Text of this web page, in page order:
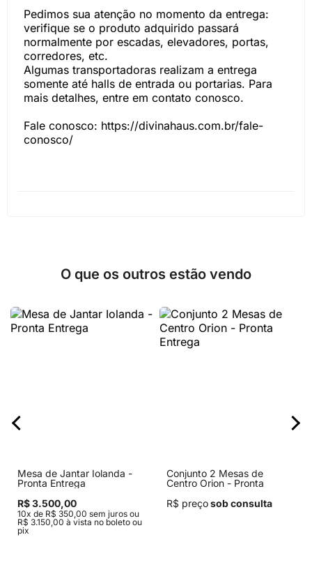
Pedimos sua atenção no momento da entrega:
verifique se o produto adquirido passará
normalmente por escadas, elevadores, portas,
corredores, etc.
Algumas transportadoras realizam a entrega
somente até halls de entrada ou portarias. Para
mais detalhes, entre em contato conosco.
Fale conosco: https://divinahaus.com.br/fale-
conosco/
O que os outros estão vendo
Mesa de Jantar Iolanda -
Pronta Entrega
R$ 3.500,00
10x de R$ 350,00 sem juros ou
R$ 3.150,00 à vista no boleto ou
pix
Conjunto 2 Mesas de
Centro Orion - Pronta
R$ preçosob consulta